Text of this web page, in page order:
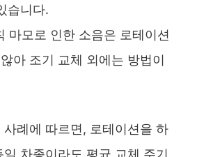
습니다.
마모로 인한 소음은 로테이션
아 조기 교체 외에는 방법이
례에 따르면, 로테이션을 하